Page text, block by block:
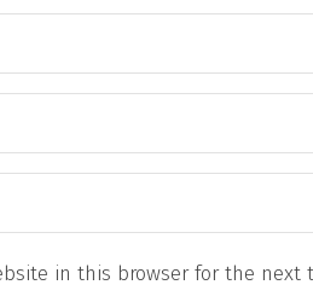
in this browser for the next